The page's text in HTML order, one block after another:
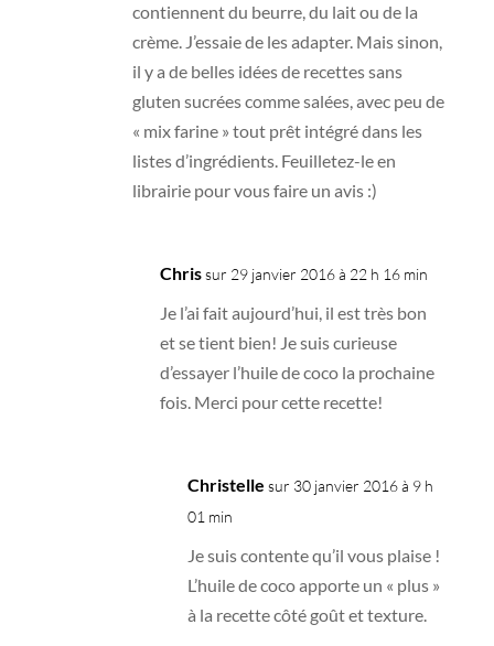
contiennent du beurre, du lait ou de la
crème. J’essaie de les adapter. Mais sinon,
il y a de belles idées de recettes sans
gluten sucrées comme salées, avec peu de
« mix farine » tout prêt intégré dans les
listes d’ingrédients. Feuilletez-le en
librairie pour vous faire un avis :)
Chrissur 29 janvier 2016 à 22 h 16 min
Je l’ai fait aujourd’hui, il est très bon
et se tient bien! Je suis curieuse
d’essayer l’huile de coco la prochaine
fois. Merci pour cette recette!
Christelle sur 30 janvier 2016 à 9 h
01 min
Je suis contente qu’il vous plaise !
L’huile de coco apporte un « plus »
à la recette côté goût et texture.